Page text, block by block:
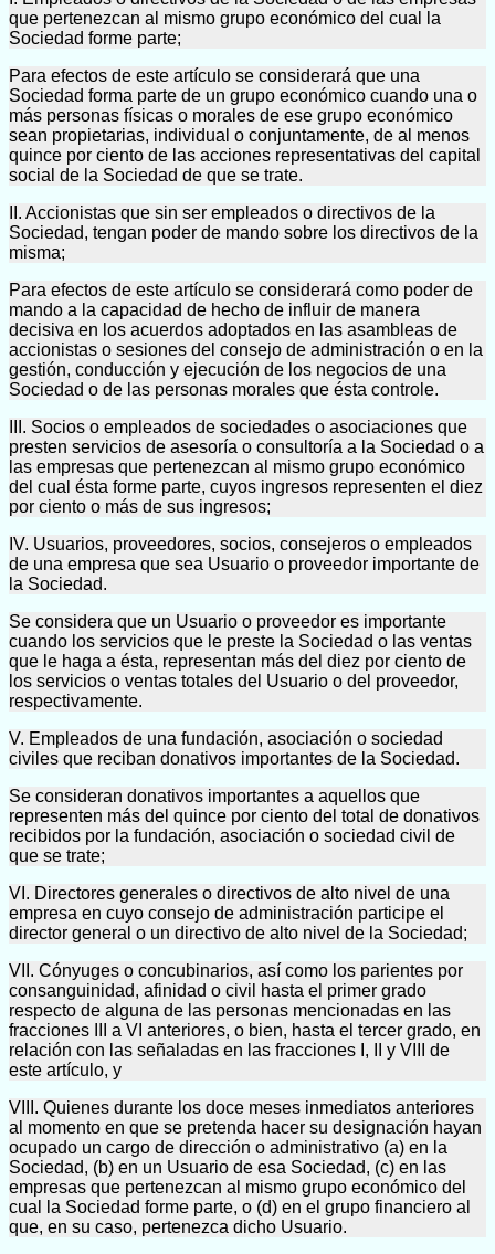
que pertenezcan al mismo grupo económico del cual la
Sociedad forme parte;
Para efectos de este artículo se considerará que una
Sociedad forma parte de un grupo económico cuando una o
más personas físicas o morales de ese grupo económico
sean propietarias, individual o conjuntamente, de al menos
quince por ciento de las acciones representativas del capital
social de la Sociedad de que se trate.
II. Accionistas que sin ser empleados o directivos de la
Sociedad, tengan poder de mando sobre los directivos de la
misma;
Para efectos de este artículo se considerará como poder de
mando a la capacidad de hecho de influir de manera
decisiva en los acuerdos adoptados en las asambleas de
accionistas o sesiones del consejo de administración o en la
gestión, conducción y ejecución de los negocios de una
Sociedad o de las personas morales que ésta controle.
III. Socios o empleados de sociedades o asociaciones que
presten servicios de asesoría o consultoría a la Sociedad o a
las empresas que pertenezcan al mismo grupo económico
del cual ésta forme parte, cuyos ingresos representen el diez
por ciento o más de sus ingresos;
IV. Usuarios, proveedores, socios, consejeros o empleados
de una empresa que sea Usuario o proveedor importante de
la Sociedad.
Se considera que un Usuario o proveedor es importante
cuando los servicios que le preste la Sociedad o las ventas
que le haga a ésta, representan más del diez por ciento de
los servicios o ventas totales del Usuario o del proveedor,
respectivamente.
V. Empleados de una fundación, asociación o sociedad
civiles que reciban donativos importantes de la Sociedad.
Se consideran donativos importantes a aquellos que
representen más del quince por ciento del total de donativos
recibidos por la fundación, asociación o sociedad civil de
que se trate;
VI. Directores generales o directivos de alto nivel de una
empresa en cuyo consejo de administración participe el
director general o un directivo de alto nivel de la Sociedad;
VII. Cónyuges o concubinarios, así como los parientes por
consanguinidad, afinidad o civil hasta el primer grado
respecto de alguna de las personas mencionadas en las
fracciones III a VI anteriores, o bien, hasta el tercer grado, en
relación con las señaladas en las fracciones I, II y VIII de
este artículo, y
VIII. Quienes durante los doce meses inmediatos anteriores
al momento en que se pretenda hacer su designación hayan
ocupado un cargo de dirección o administrativo (a) en la
Sociedad, (b) en un Usuario de esa Sociedad, (c) en las
empresas que pertenezcan al mismo grupo económico del
cual la Sociedad forme parte, o (d) en el grupo financiero al
que, en su caso, pertenezca dicho Usuario.